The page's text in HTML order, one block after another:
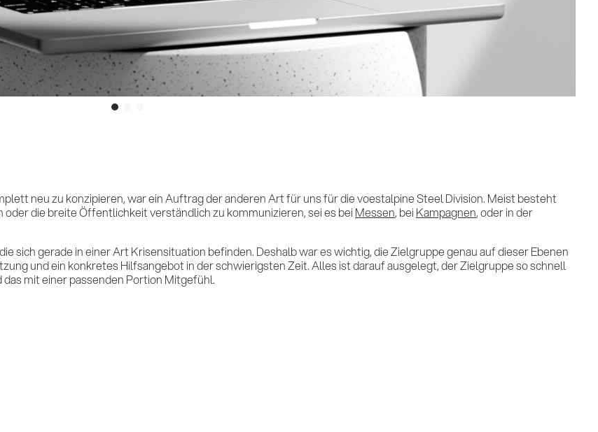
Referenzen
neu zu konzipieren, war ein Auftrag der anderen Art für uns für die voestalpine Steel Division. Meist besteht
die breite Öffentlichkeit verständlich zu kommunizieren, sei es bei Messen, bei Kampagnen, oder in der
sich gerade in einer Art Krisensituation befinden. Deshalb war es wichtig, die Zielgruppe genau auf dieser Ebenen
und ein konkretes Hilfsangebot in der schwierigsten Zeit. Alles ist darauf ausgelegt, der Zielgruppe so schnell
mit einer passenden Portion Mitgefühl.